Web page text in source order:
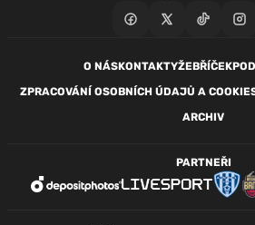
O NÁSKONTAKTYŽEBŘÍČEK
ZPRACOVÁNÍ OSOBNÍCH ÚDAJŮ A
ARCHIV
PARTNEŘI